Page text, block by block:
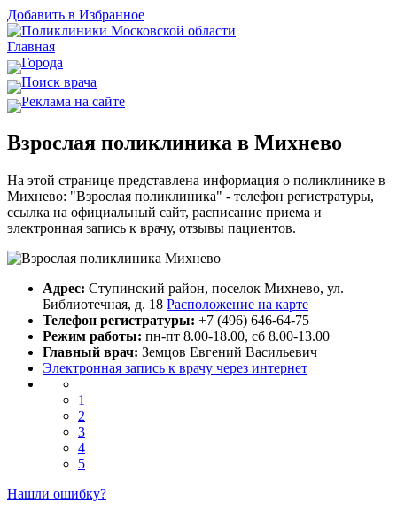
Добавить в Избранное
Главная
Города
Поиск врача
Реклама на сайте
Взрослая поликлиника в Михнево
На этой странице представлена информация о поликлинике в
Михнево: "Взрослая поликлиника" - телефон регистратуры,
ссылка на официальный сайт, расписание приема и
электронная запись к врачу, отзывы пациентов.
Адрес: Ступинский район, поселок Михнево, ул.
Библиотечная, д. 18 Расположение на карте
Телефон регистратуры: +7 (496) 646-64-75
Режим работы: пн-пт 8.00-18.00, сб 8.00-13.00
Главный врач: Земцов Евгений Васильевич
Электронная запись к врачу через интернет
1
2
3
4
5
Нашли ошибку?